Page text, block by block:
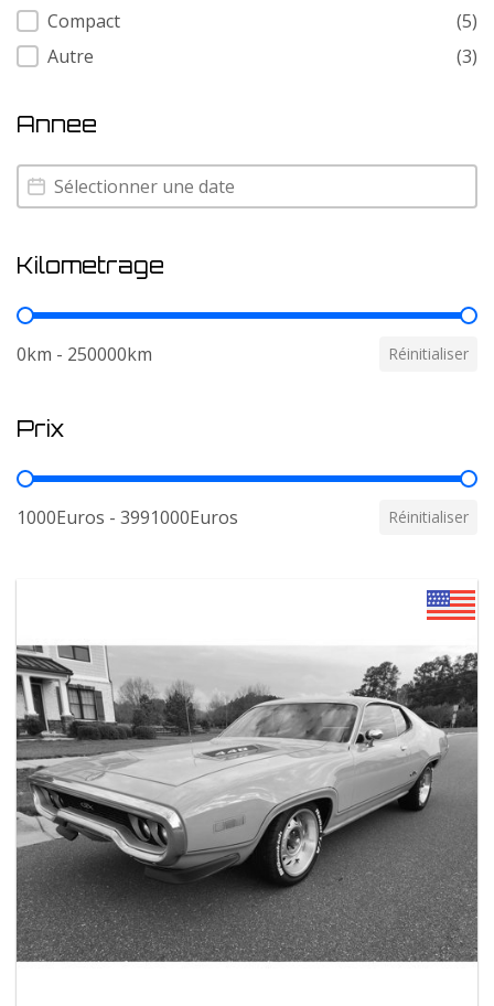
Compact
(5)
Autre
(3)
Annee
Annee
Annee
Kilometrage
Kilometrage
0km - 250000km Réinitialiser
Prix
Prix
1000Euros - 3991000Euros Réinitialiser